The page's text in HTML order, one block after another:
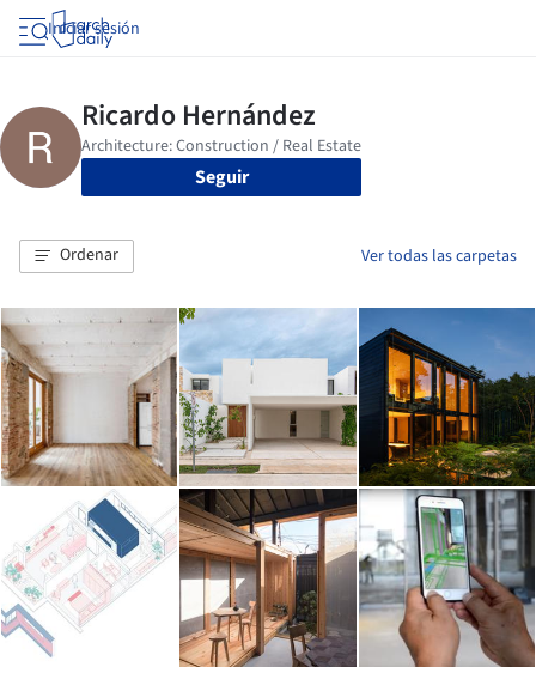
Iniciar sesión
Seguir
Ordenar Ver todas las carpetas